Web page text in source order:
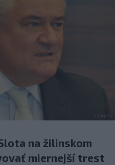
na žilinskom
miernejší trest